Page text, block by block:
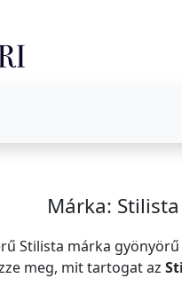
Márka: Stilista
Stilista márka
meg, mit tartogat az